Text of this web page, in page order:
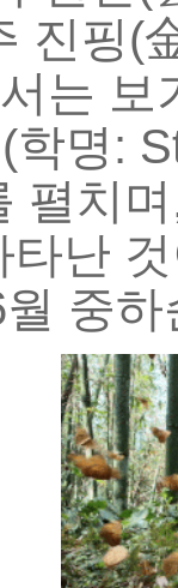
진핑(
는
학명:
펼치
난
중